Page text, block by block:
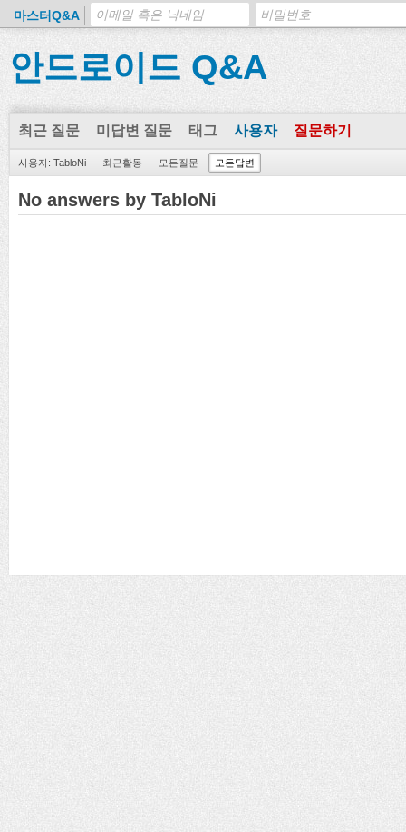
마스터Q&A
안드로이드 Q&A
최근 질문 미답변 질문 태그 사용자 질문하기
사용자: TabloNi 최근활동 모든질문 모든답변
No answers by TabloNi